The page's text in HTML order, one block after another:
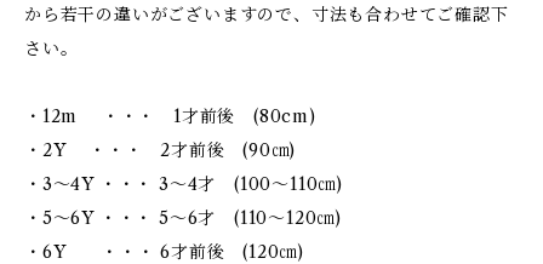
から若干の違いがございますので、寸法も合わせてご確認下
さい。
・12m ・・・ 1才前後 (80cm)
・2Y ・・・ 2才前後 (90㎝)
・3～4Y ・・・ 3～4才 (100～110㎝)
・5～6Y ・・・ 5～6才 (110～120㎝)
・6Y ・・・ 6才前後 (120㎝)